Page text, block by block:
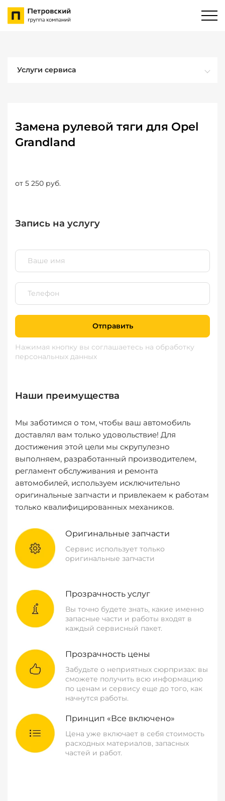
Услуги сервиса
Замена рулевой тяги для Opel
Grandland
от 5 250 руб.
Запись на услугу
Отправить
Нажимая кнопку вы соглашаетесь на обработку
персональных данных
Наши преимущества
Мы заботимся о том, чтобы ваш автомобиль
доставлял вам только удовольствие! Для
достижения этой цели мы скрупулезно
выполняем, разработанный производителем,
регламент обслуживания и ремонта
автомобилей, используем исключительно
оригинальные запчасти и привлекаем к работам
только квалифицированных механиков.
Оригинальные запчасти
Сервис использует только
оригинальные запчасти
Прозрачность услуг
Вы точно будете знать, какие именно
запасные части и работы входят в
каждый сервисный пакет.
Прозрачность цены
Забудьте о неприятных сюрпризах: вы
сможете получить всю информацию
по ценам и сервису еще до того, как
начнутся работы.
Принцип «Все включено»
Цена уже включает в себя стоимость
расходных материалов, запасных
частей и работ.